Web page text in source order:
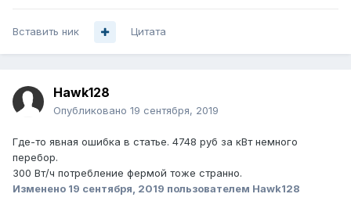
Вставить ник Цитата
Hawk128
Опубликовано 19 сентября, 2019
Где-то явная ошибка в статье. 4748 руб за кВт немного
перебор.
300 Вт/ч потребление фермой тоже странно.
Изменено 19 сентября, 2019 пользователем Hawk128